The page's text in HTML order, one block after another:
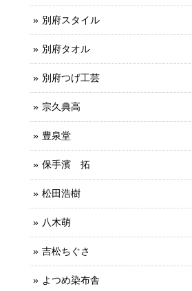
別府スタイル
別府タオル
別府つげ工芸
宗久典高
豊泉堂
保手濱 拓
松田浩樹
八木萌
吉松ちぐさ
よつめ染布舎